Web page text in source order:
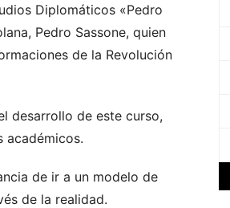
Diplomáticos «Pedro
Pedro Sassone, quien
de la Revolución
desarrollo de este curso,
académicos.
de ir a un modelo de
de la realidad.